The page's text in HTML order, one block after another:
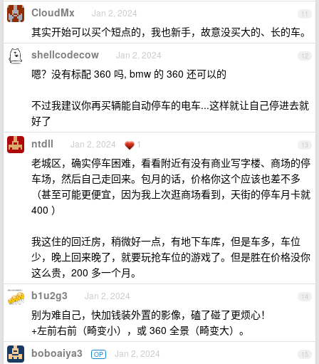
11
CloudMx Jan 2, 2024
其实开始可以买个短点的，我也新手，故意没买大的、长的车。
12
shellcodecow Jan 2, 2024
嗯？没有标配 360 吗, bmw 的 360 还可以的
不过我建议你再买辆能自动停车的电车...这样就让自己停进去就
好了
13
ntdll Jan 2, 2024 1
老城区，确实停车困难，看看附近有没有商业写字楼、商场的停
车场，然后自己走回来。包月的话，价格你这个应该也差不多
（甚至可能更便宜，因为我上次逛商场看到，天街的停车月卡就
400 ）
我这住的回迁房，稍微好一点，有地下车库，但是车多，车位
少，晚上回来晚了，就要玩抢车位的游戏了。但是胜在价格没你
这么贵，200 多一个月。
14
b1u2g3 Jan 2, 2024
别为难自己，快加钱装外置的影像，磕了碰了更烦心！
+左前右前（畸变小），或 360 全景（畸变大）。
15
boboaiya3 OP Jan 2, 2024